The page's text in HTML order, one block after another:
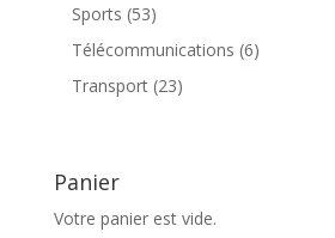
Sports 5353
produits
Télécommunications 66
Transport 2323
Panier
Votre panier est vide.